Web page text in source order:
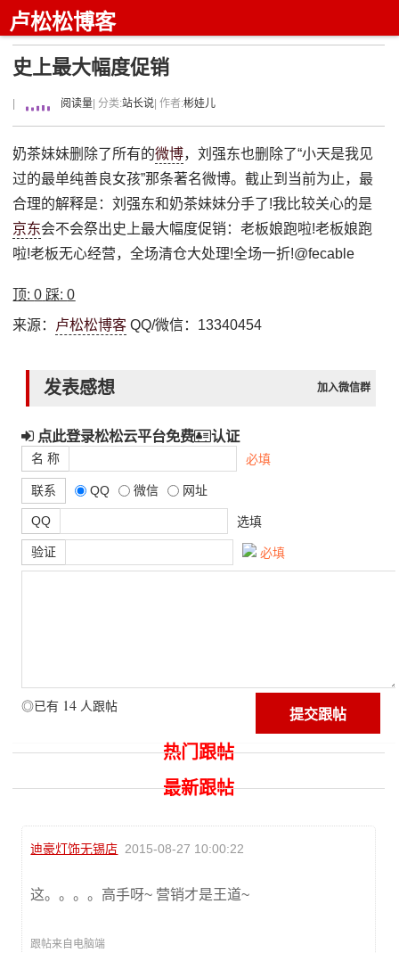
卢松松博客
史上最大幅度促销
阅读量 | 分类:站长说 | 作者:彬娃儿
奶茶妹妹删除了所有的微博，刘强东也删除了“小天是我见
过的最单纯善良女孩”那条著名微博。截止到当前为止，最
合理的解释是：刘强东和奶茶妹妹分手了!我比较关心的是
京东会不会祭出史上最大幅度促销：老板娘跑啦!老板娘跑
啦!老板无心经营，全场清仓大处理!全场一折!@fecable
顶:0 踩:0
来源： 卢松松博客 QQ/微信：13340454
发表感想 加入微信群
点此登录松松云平台免费 认证
名 称 必填
联系 QQ 微信 网址
QQ 选填
验证 必填
◎已有 14 人跟帖
热门跟帖
最新跟帖
迪豪灯饰无锡店 2015-08-27 10:00:22
这。。。。高手呀~ 营销才是王道~
跟帖来自电脑端